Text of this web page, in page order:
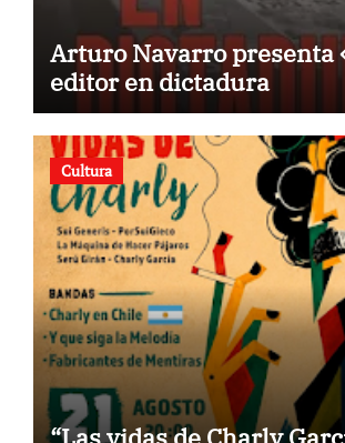
Arturo Navarro presenta
editor en dictadura
Cultura